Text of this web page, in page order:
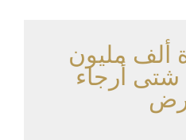
ألف مليون
أرجاء